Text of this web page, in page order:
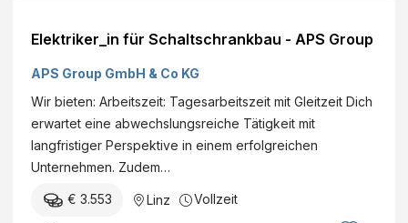
Elektriker_in für Schaltschrankbau - APS Group
APS Group GmbH & Co KG
Wir bieten: Arbeitszeit: Tagesarbeitszeit mit Gleitzeit Dich
erwartet eine abwechslungsreiche Tätigkeit mit
langfristiger Perspektive in einem erfolgreichen
Unternehmen. Zudem…
€ 3.553 Linz Vollzeit